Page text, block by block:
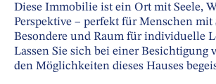
Diese Immobilie ist ein Ort mit Seele,
Perspektive – perfekt für Menschen mit
Besondere und Raum für individuelle
Lassen Sie sich bei einer Besichtigung
den Möglichkeiten dieses Hauses